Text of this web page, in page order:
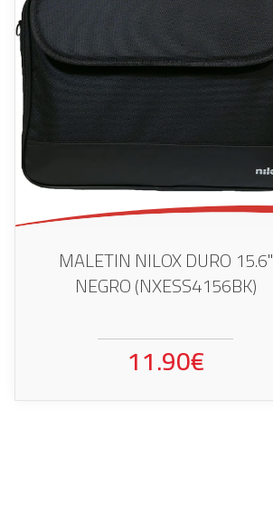
MALETIN NILOX DURO 15.6"
NEGRO (NXESS4156BK)
11.90€